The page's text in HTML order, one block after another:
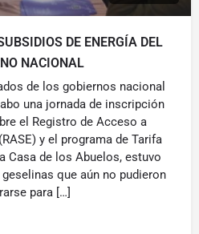
DE ENERGÍA DEL
NACIONAL
de los gobiernos nacional
una jornada de inscripción
el Registro de Acceso a
y el programa de Tarifa
Casa de los Abuelos, estuvo
que aún no pudieron
para […]